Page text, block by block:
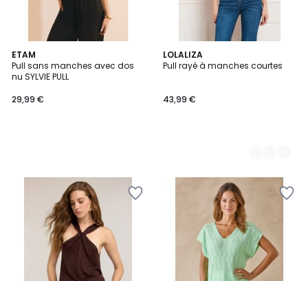
ETAM
Pull sans manches avec dos
nu SYLVIE PULL
29,99 €
LOLALIZA
Pull rayé à manches courtes
43,99 €
2
Couleurs